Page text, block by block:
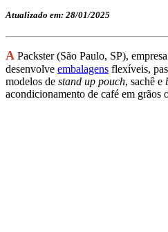
Atualizado em: 28/01/2025
A Packster (São Paulo, SP),
desenvolve embalagens flexíveis,
modelos de stand up pouch, sachê e
acondicionamento de café em grãos